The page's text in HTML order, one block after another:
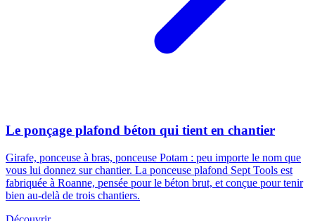
Le ponçage plafond béton qui tient en chantier
Girafe, ponceuse à bras, ponceuse Potam : peu importe le nom que
vous lui donnez sur chantier. La ponceuse plafond Sept Tools est
fabriquée à Roanne, pensée pour le béton brut, et conçue pour tenir
bien au-delà de trois chantiers.